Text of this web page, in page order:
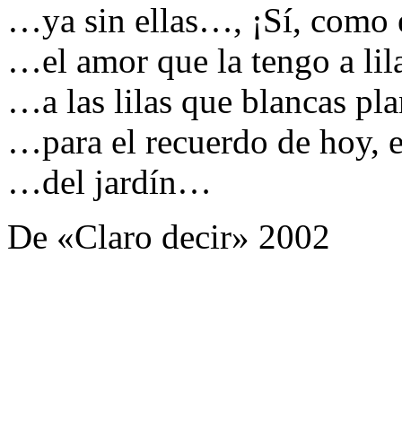
…ya sin ellas…, ¡Sí, como
…el amor que la tengo a
…a las lilas que blancas
…para el recuerdo de hoy,
…del jardín…
De «Claro decir» 2002